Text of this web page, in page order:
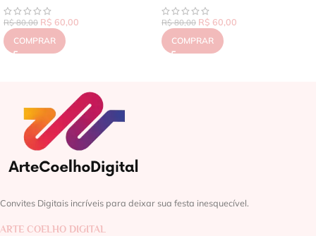
R$80,00 R$ 60,00
COMPRAR
R$80,00 R$ 60,00
COMPRAR
Convites Digitais incríveis para deixar sua festa inesquecível.
ARTE COELHO DIGITAL